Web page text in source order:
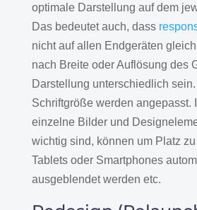
optimale Darstellung auf dem
Das bedeutet auch, dass
nicht auf allen Endgeräten
nach Breite oder Auflösung des
Darstellung unterschiedlich
Schriftgröße werden angepasst.
einzelne Bilder und
wichtig sind, können um Platz
Tablets oder Smartphones
ausgeblendet werden etc.